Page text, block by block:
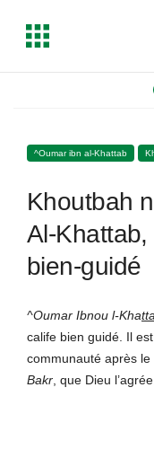
T
g
e
^Oumar ibn al-Khattab
Khoutbah
Al-
bien-guidé
^Oumar Ibnou l-Khatta
calife bien guidé. Il
Bakr , que Dieu l’agrée.